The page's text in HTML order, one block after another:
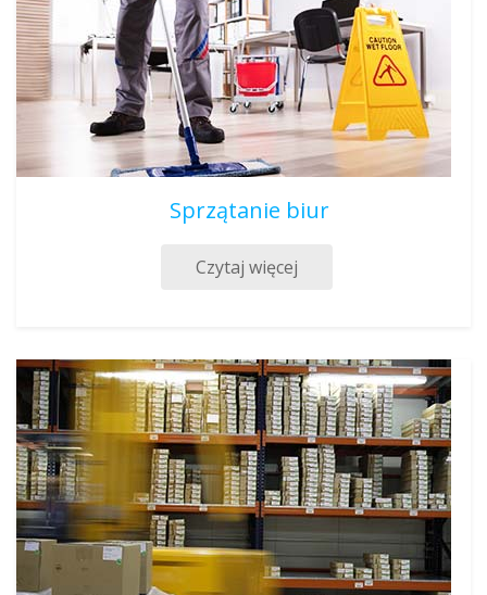
Sprzątanie biur
Czytaj więcej